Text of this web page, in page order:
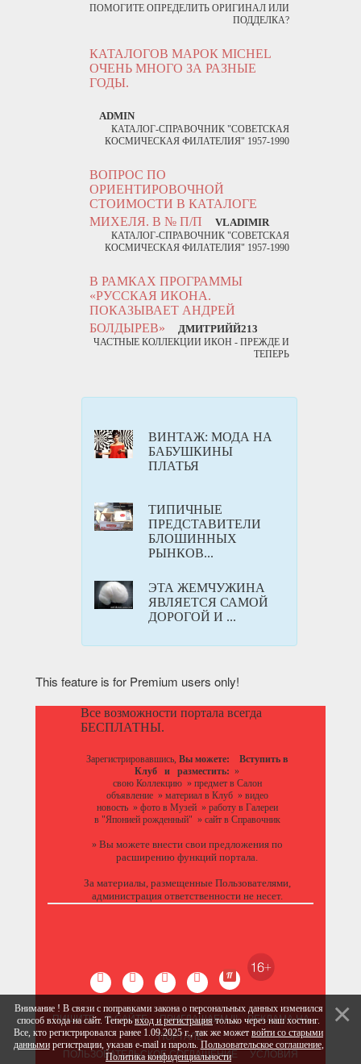
ПОМОГИТЕ ОПРЕДЕЛИТЬ ОРИГИНАЛ ИЛИ
ПОДДЕЛКА?
КАТАЛОГОВ МАРОК MICHEL
ОЧЕНЬ МНОГО ЗА РАЗНЫЕ
ГОДЫ.
ADMIN
КАТАЛОГ-СПРАВОЧНИК "СОВЕТСКАЯ
КОСМИЧЕСКАЯ ФИЛАТЕЛИЯ" 1957-1990
ВОПРОС ПО
ОРИЕНТИРОВОЧНОЙ
СТОИМОСТИ В КАТАЛОГЕ
МИХЕЛЯ. В № П/П
VLADIMIR
КАТАЛОГ-СПРАВОЧНИК "СОВЕТСКАЯ
КОСМИЧЕСКАЯ ФИЛАТЕЛИЯ" 1957-1990
В РАМКАХ ПРОГРАММЫ
«РУССКАЯ ИКОНА.
ПОКАЗЫВАЕТ АНДРЕЙ
БОЛДЫРЕВ»
ДМИТРИЙЙ213
ЧАСТНЫЕ КОЛЛЕКЦИИ ИКОН - ПРЕЖДЕ И
ТЕПЕРЬ
ВИНТАЖ: МОДА НА
БАБУШКИНЫ
ПЛАТЬЯ
ТИПИЧНЫЕ
ПРЕДСТАВИТЕЛИ
БЛОШИННЫХ
РЫНКОВ...
ЭТА ЖЕМЧУЖИНА
ЯВЛЯЕТСЯ САМОЙ
ДОРОГОЙ И ...
This feature is for Premium users only!
Все возможности портала всегда
БЕСПЛАТНЫ.
Зарегистрировавшись, Вы можете:
Вступить в
Клуб
и разместить: »
свою Коллекцию» предмет в Салон
объявление» материал в Клуб» видео
новость» фото в Музей» работу в Галереи
в "Японией рожденный" » сайт в Справочник
» Вы можете внести свои предложенияпо
расширению функций портала.
За материалы, размещенные Пользователями,
администрация ответственности не несет.
ПИШИТЕ О САЙТЕ ПРИГЛАШАЕМ !!! РЕКЛАМА НА
ПОРТАЛЕ
ПОЛЬЗОВАТЕЛЬСКОЕ СОГЛАШЕНИЕ
УСЛОВИЯ
Внимание ! В связи с поправками закона о персональных данных изменился
способ входа на сайт. Теперьвход и регистрациятолько через наш хостинг.
Все, кто регистрировался ранее 1.09.2025 г., так же может войти со старыми
даннымирегистрации, указав e-mail и пароль. Пользовательское соглашение,
Политика конфиденциальности